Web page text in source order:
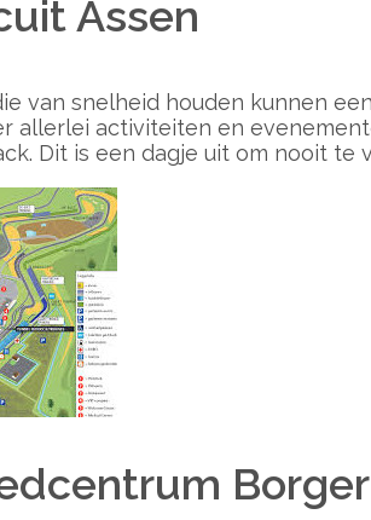
Assen
van snelheid houden kunnen
allerlei activiteiten en
Dit is een dagje uit om nooit te
Borger